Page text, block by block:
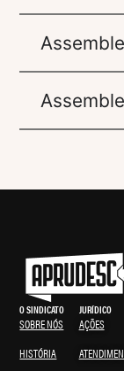
O SINDICATO
SOBRE NÓS
HISTÓRIA
JURÍDICO
AÇÕES